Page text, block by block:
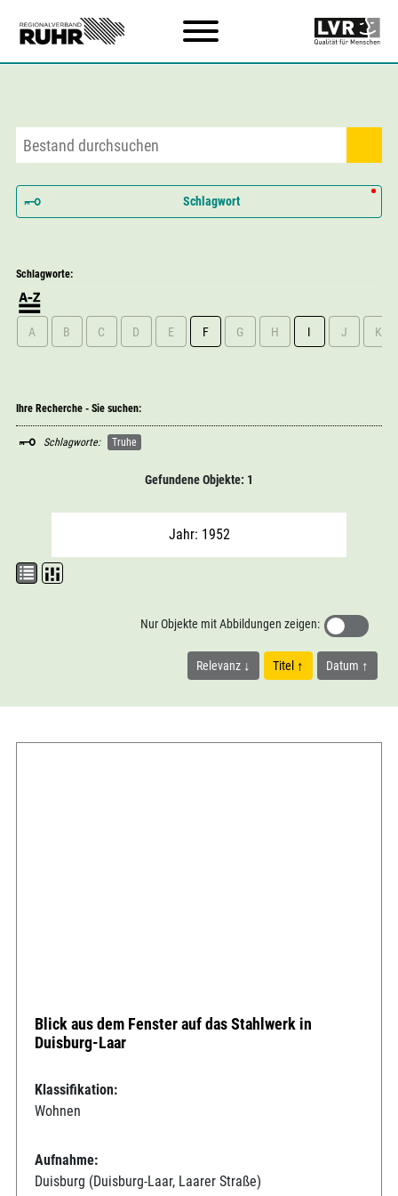
Schlagwort
Gefundene Objekte: 1
Jahr: 1952
Relevanz Titel Datum
Nur Objekte mit Abbildungen zeigen:
Schlagworte:
A B C D E F G H I J K
Ihre Recherche - Sie suchen:
Schlagworte: Truhe
Blick aus dem Fenster auf das Stahlwerk in
Duisburg-Laar
Klassifikation:
Wohnen
Aufnahme:
Duisburg (Duisburg-Laar, Laarer Straße)